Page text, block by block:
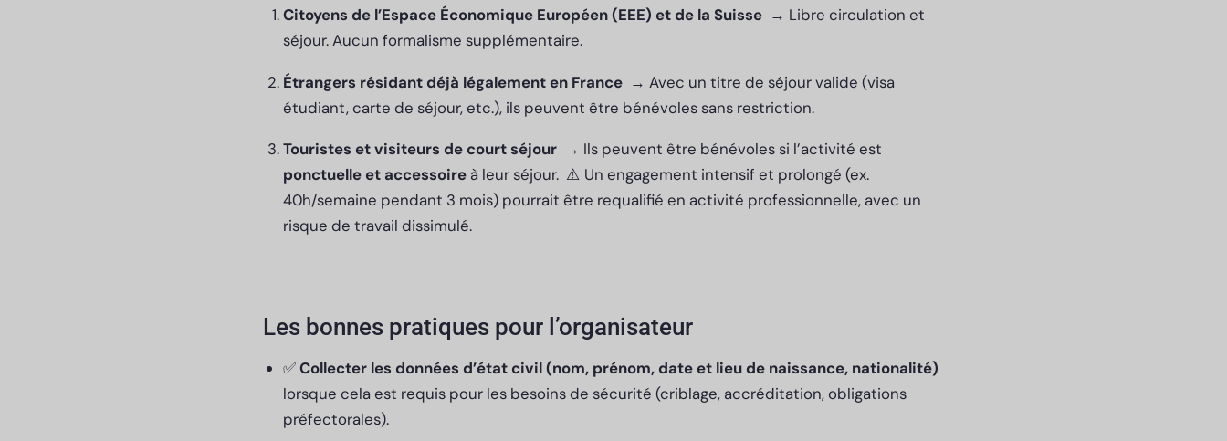
Citoyens de l’Espace Économique Européen (EEE) et de la Suisse → Libre circulation et
séjour. Aucun formalisme supplémentaire.
Étrangers résidant déjà légalement en France → Avec un titre de séjour valide (visa
étudiant, carte de séjour, etc.), ils peuvent être bénévoles sans restriction.
Touristes et visiteurs de court séjour → Ils peuvent être bénévoles si l’activité est
ponctuelle et accessoire à leur séjour. ⚠️ Un engagement intensif et prolongé (ex.
40h/semaine pendant 3 mois) pourrait être requalifié en activité professionnelle, avec un
risque de travail dissimulé.
Les bonnes pratiques pour l’organisateur
✅Collecter les données d’état civil (nom, prénom, date et lieu de naissance, nationalité)
lorsque cela est requis pour les besoins de sécurité (criblage, accréditation, obligations
préfectorales).